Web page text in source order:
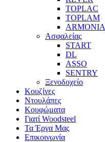
TOPLAC
TOPLAM
ARMONIA
Ασφαλείας
START
DL
ASSO
SENTRY
Ξενοδοχείο
Κουζίνες
Ντουλάπες
Κουφώματα
Γιατί Woodsteel
Τα Έργα Μας
Επικοινωνία